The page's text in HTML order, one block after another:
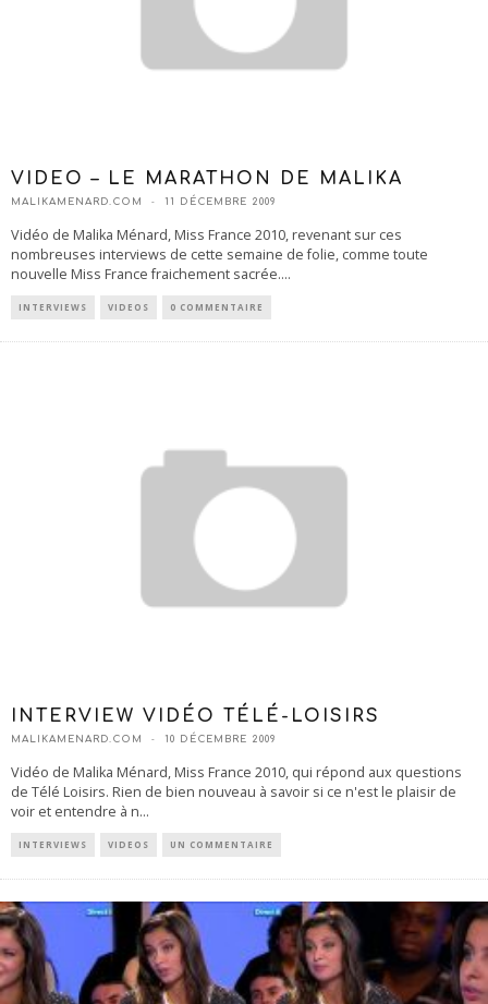
VIDEO – LE MARATHON DE MALIKA
MALIKAMENARD.COM 11 DÉCEMBRE 2009
Vidéo de Malika Ménard, Miss France 2010, revenant sur ces
nombreuses interviews de cette semaine de folie, comme toute
nouvelle Miss France fraichement sacrée....
INTERVIEWS VIDEOS 0 COMMENTAIRE
INTERVIEW VIDÉO TÉLÉ-LOISIRS
MALIKAMENARD.COM 10 DÉCEMBRE 2009
Vidéo de Malika Ménard, Miss France 2010, qui répond aux questions
de Télé Loisirs. Rien de bien nouveau à savoir si ce n'est le plaisir de
voir et entendre à n...
INTERVIEWS VIDEOS UN COMMENTAIRE